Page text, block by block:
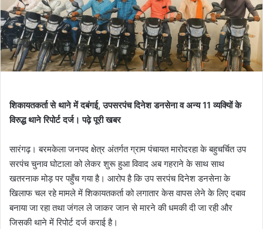
शिकायतकर्ता से थाने में दबंगई, उपसरपंच दिनेश डनसेना व अन्य 11 व्यक्यिों के
विरुद्ध थाने रिपोर्ट दर्ज। पढ़े पूरी खबर
सारंगढ़। बरमकेला जनपद क्षेत्र अंतर्गत ग्राम पंचायत मारोदरहा के बहुचर्चित उप
सरपंच चुनाव घोटाला को लेकर शुरू हुआ विवाद अब गहराने के साथ साथ
खतरनाक मोड़ पर पहुँच गया है। आरोप है कि उप सरपंच दिनेश डनसेना के
खिलाफ चल रहे मामले में शिकायतकर्ता को लगातार केस वापस लेने के लिए दबाव
बनाया जा रहा तथा जंगल ले जाकर जान से मारने की धमकी दी जा रही और
जिसकी थाने में रिपोर्ट दर्ज कराई है।